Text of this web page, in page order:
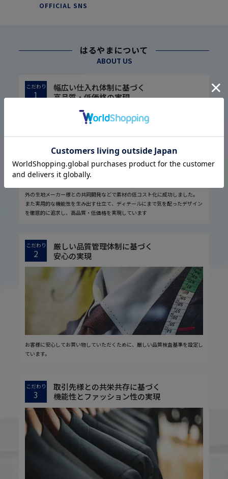
OFFICIAL SNS
はるやまについて
ABOUT US
こだわり
1
幅広い仕入れ体制に基づく
高品質・低価格の実現
外の生地メーカー様との共同開発などで素材の低コスト化に成功しました。
また実用的な機能性を生み出す仕立て、ディテールにまで気を配ったデザイン
を徹底的に追求し、高品質・低価格を実現しています
こだわり
2
厳しい品質管理体制に基づく
安心の実現
お客様に安心してお買い物していただくために、厳しい品質検査基準を設定し
ています。
こだわり
3
取引先様との共栄共存に基づく
機能性とファッション性の実現